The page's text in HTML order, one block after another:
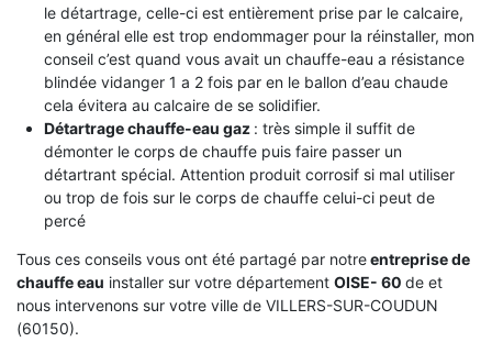
le détartrage, celle-ci est entièrement prise par le calcaire,
en général elle est trop endommager pour la réinstaller, mon
conseil c’est quand vous avait un chauffe-eau a résistance
blindée vidanger 1 a 2 fois par en le ballon d’eau chaude
cela évitera au calcaire de se solidifier.
Détartrage chauffe-eau gaz : très simple il suffit de
démonter le corps de chauffe puis faire passer un
détartrant spécial. Attention produit corrosif si mal utiliser
ou trop de fois sur le corps de chauffe celui-ci peut de
percé
Tous ces conseils vous ont été partagé par notreentreprise de
chauffe eau installer sur votre département OISE- 60 de et
nous intervenons sur votre ville de VILLERS-SUR-COUDUN
(60150).